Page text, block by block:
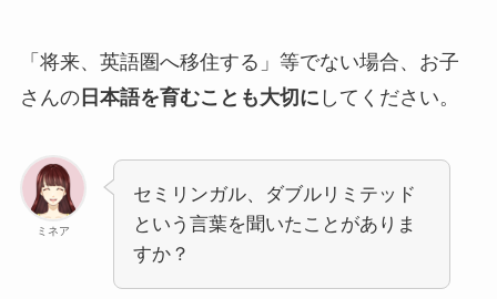
「将来、英語圏へ移住する」等でない場合、お子
さんの日本語を育むことも大切に してください。
ミネア
セミリンガル、ダブルリミテッド
という言葉を聞いたことがありま
すか？